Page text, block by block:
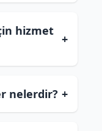
hizmet
+
nelerdir? +